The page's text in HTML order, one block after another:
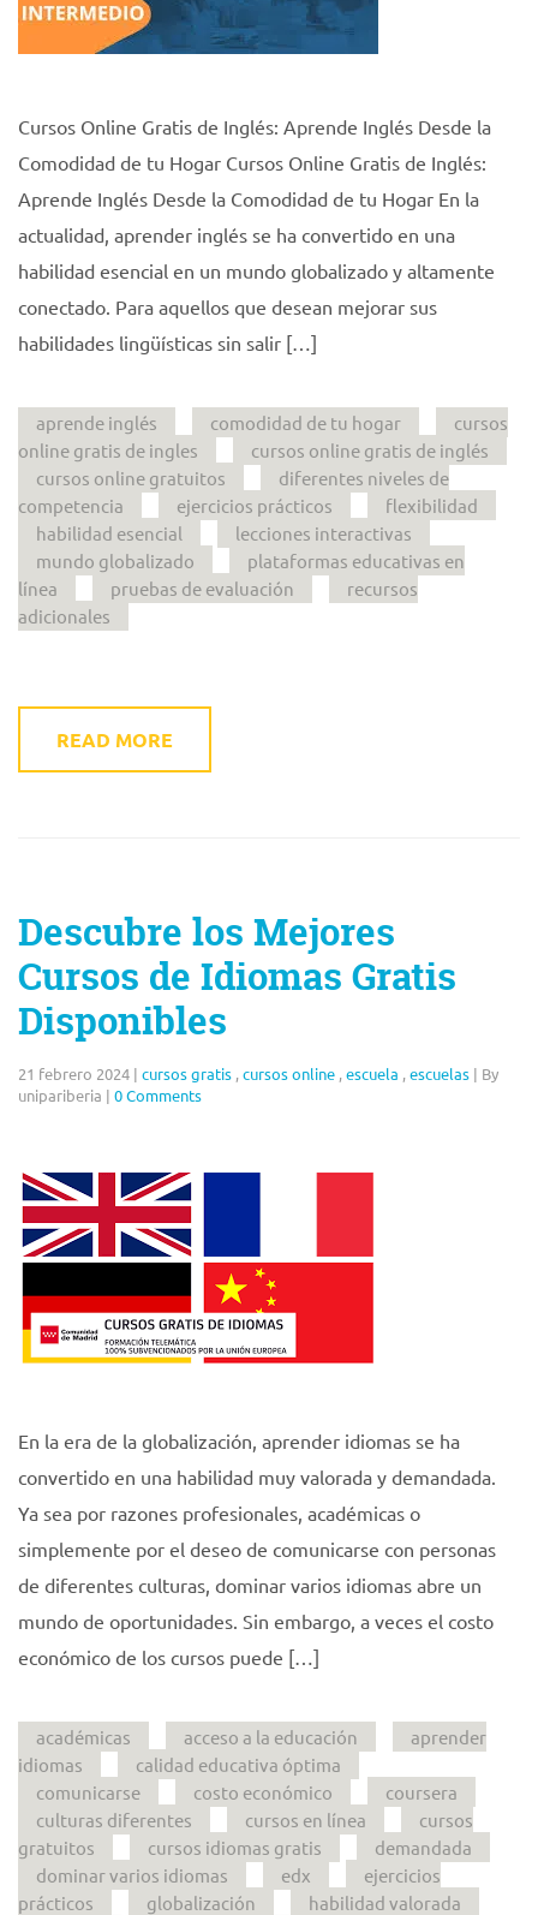
Cursos Online Gratis de Inglés: Aprende Inglés Desde la
Comodidad de tu Hogar Cursos Online Gratis de Inglés:
Aprende Inglés Desde la Comodidad de tu Hogar En la
actualidad, aprender inglés se ha convertido en una
habilidad esencial en un mundo globalizado y altamente
conectado. Para aquellos que desean mejorar sus
habilidades lingüísticas sin salir […]
aprende inglés comodidad de tu hogar
cursos
online gratis de ingles
cursos online gratis de inglés
cursos online gratuitos
diferentes niveles de
competencia
ejercicios prácticos
flexibilidad
habilidad esencial
lecciones interactivas
mundo globalizado
plataformas educativas en
línea
pruebas de evaluación
recursos
adicionales
READ MORE
Descubre los Mejores
Cursos de Idiomas Gratis
Disponibles
21 febrero 2024 | cursos gratis ,cursos online ,escuela ,escuelas | By
unipariberia | 0 Comments
En la era de la globalización, aprender idiomas se ha
convertido en una habilidad muy valorada y demandada.
Ya sea por razones profesionales, académicas o
simplemente por el deseo de comunicarse con personas
de diferentes culturas, dominar varios idiomas abre un
mundo de oportunidades. Sin embargo, a veces el costo
económico de los cursos puede […]
académicas acceso a la educación
aprender
idiomas
calidad educativa óptima
comunicarse
costo económico
coursera
culturas diferentes
cursos en línea
cursos
gratuitos
cursos idiomas gratis
demandada
dominar varios idiomas
edx
ejercicios
prácticos
globalización
habilidad valorada